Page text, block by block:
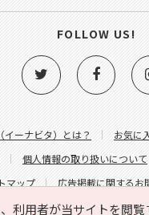
利用者が当サイトを閲
イーナビタ）とは？ お気に
個人情報の取り扱いについて
マップ
広告掲載に関するお
サイトの内容に関するお問い
FOLLOW US!